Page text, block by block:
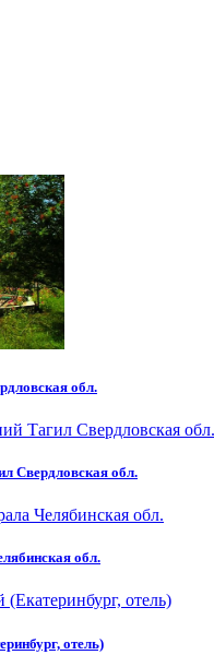
обл.
Свердловская обл.
обл.
отель)